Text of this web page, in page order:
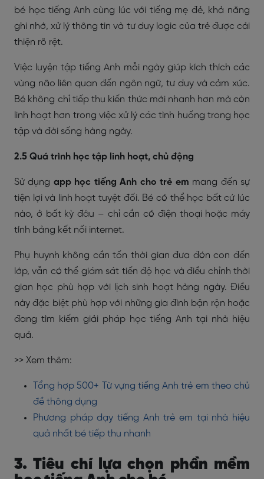
bé học tiếng Anh cùng lúc với tiếng mẹ đẻ, khả năng
ghi nhớ, xử lý thông tin và tư duy logic của trẻ được cải
thiện rõ rệt.
Việc luyện tập tiếng Anh mỗi ngày giúp kích thích các
vùng não liên quan đến ngôn ngữ, tư duy và cảm xúc.
Bé không chỉ tiếp thu kiến thức mới nhanh hơn mà còn
linh hoạt hơn trong việc xử lý các tình huống trong học
tập và đời sống hàng ngày.
2.5 Quá trình học tập linh hoạt, chủ động
Sử dụng app học tiếng Anh cho trẻ em mang đến sự
tiện lợi và linh hoạt tuyệt đối. Bé có thể học bất cứ lúc
nào, ở bất kỳ đâu – chỉ cần có điện thoại hoặc máy
tính bảng kết nối internet.
Phụ huynh không cần tốn thời gian đưa đón con đến
lớp, vẫn có thể giám sát tiến độ học và điều chỉnh thời
gian học phù hợp với lịch sinh hoạt hàng ngày. Điều
này đặc biệt phù hợp với những gia đình bận rộn hoặc
đang tìm kiếm giải pháp học tiếng Anh tại nhà hiệu
quả.
>> Xem thêm:
Tổng hợp 500+ Từ vựng tiếng Anh trẻ em theo chủ
đề thông dụng
Phương pháp dạy tiếng Anh trẻ em tại nhà hiệu
quả nhất bé tiếp thu nhanh
3. Tiêu chí lựa chọn phần mềm